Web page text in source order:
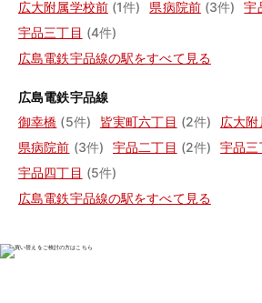
広大附属学校前 (1件) 県病院前 (3件) 宇
宇品三丁目 (4件)
広島電鉄宇品線の駅をすべて見る
広島電鉄宇品線
御幸橋 (5件) 皆実町六丁目 (2件) 広大
県病院前 (3件) 宇品二丁目 (2件) 宇品三
宇品四丁目 (5件)
広島電鉄宇品線の駅をすべて見る